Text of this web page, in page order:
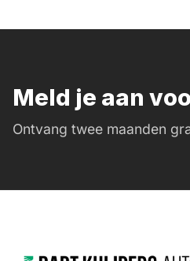
Meld je aan
Ontvang twee maanden